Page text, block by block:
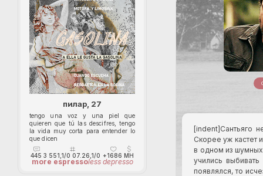
пилар, 27
tengo una voz y una piel que
quieren que tú las descifres, tengo
la vida muy corta para entender lo
que dicen
445 3 551,1/0 07.26,1/0 +1686 MH
more espressoless depresso
[indent]Сантьяго
Скорее уж кастет
в одном из
учились
появлялся, то